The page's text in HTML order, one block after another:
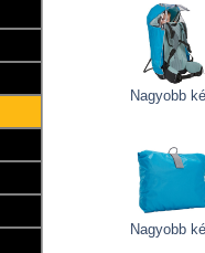
Nagyobb
Nagyobb